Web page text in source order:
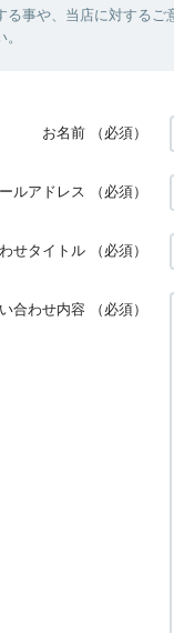
る事や、当店に対する
お名前 （必須）
ルアドレス （必須）
せタイトル （必須）
合わせ内容 （必須）